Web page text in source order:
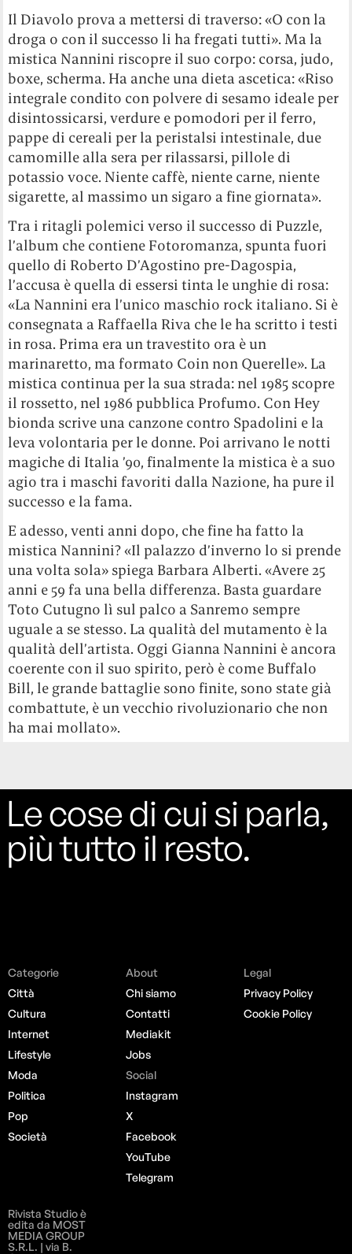
Il Diavolo prova a mettersi di traverso: «O con la
droga o con il successo li ha fregati tutti». Ma la
mistica Nannini riscopre il suo corpo: corsa, judo,
boxe, scherma. Ha anche una dieta ascetica: «Riso
integrale condito con polvere di sesamo ideale per
disintossicarsi, verdure e pomodori per il ferro,
pappe di cereali per la peristalsi intestinale, due
camomille alla sera per rilassarsi, pillole di
potassio voce. Niente caffè, niente carne, niente
sigarette, al massimo un sigaro a fine giornata».
Tra i ritagli polemici verso il successo di Puzzle,
l’album che contiene Fotoromanza, spunta fuori
quello di Roberto D’Agostino pre-Dagospia,
l’accusa è quella di essersi tinta le unghie di rosa:
«La Nannini era l’unico maschio rock italiano. Si è
consegnata a Raffaella Riva che le ha scritto i testi
in rosa. Prima era un travestito ora è un
marinaretto, ma formato Coin non Querelle». La
mistica continua per la sua strada: nel 1985 scopre
il rossetto, nel 1986 pubblica Profumo. Con Hey
bionda scrive una canzone contro Spadolini e la
leva volontaria per le donne. Poi arrivano le notti
magiche di Italia ’90, finalmente la mistica è a suo
agio tra i maschi favoriti dalla Nazione, ha pure il
successo e la fama.
E adesso, venti anni dopo, che fine ha fatto la
mistica Nannini? «Il palazzo d’inverno lo si prende
una volta sola» spiega Barbara Alberti. «Avere 25
anni e 59 fa una bella differenza. Basta guardare
Toto Cutugno lì sul palco a Sanremo sempre
uguale a se stesso. La qualità del mutamento è la
qualità dell’artista. Oggi Gianna Nannini è ancora
coerente con il suo spirito, però è come Buffalo
Bill, le grande battaglie sono finite, sono state già
combattute, è un vecchio rivoluzionario che non
ha mai mollato».
Le cose di cui si parla,
più tutto il resto.
Categorie
Città
Cultura
Internet
Lifestyle
Moda
Politica
Pop
Società
About
Chi siamo
Contatti
Mediakit
Jobs
Social
Instagram
X
Facebook
YouTube
Telegram
Legal
Privacy Policy
Cookie Policy
Rivista Studio è
edita da MOST
MEDIA GROUP
S.R.L. | via B.